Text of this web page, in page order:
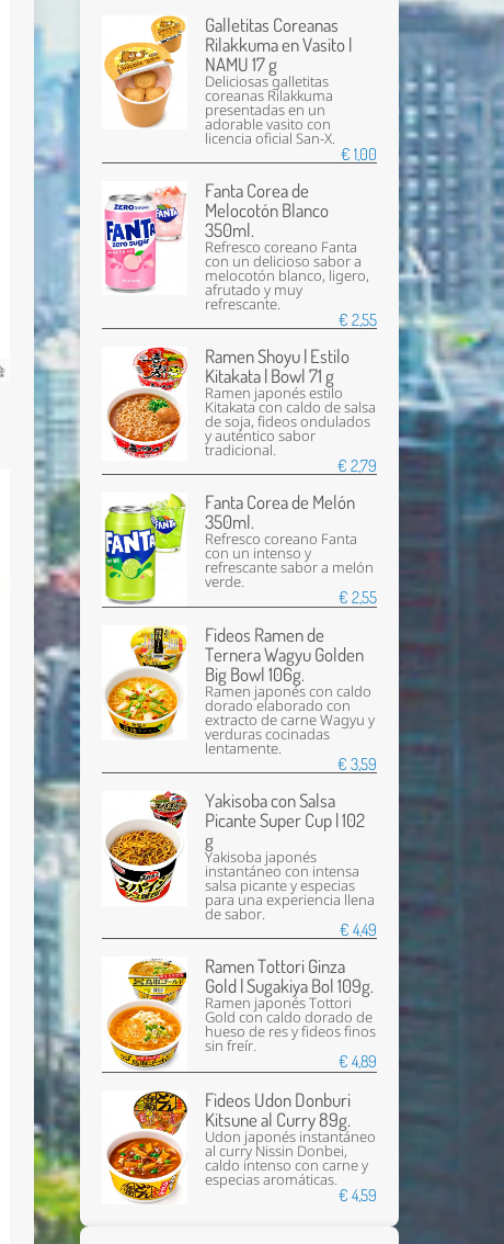
Galletitas Coreanas
Rilakkuma en Vasito |
NAMU 17 g
Deliciosas galletitas
coreanas Rilakkuma
presentadas en un
adorable vasito con
licencia oficial San-X.
€ 1,00
Fanta Corea de
Melocotón Blanco
350ml.
Refresco coreano Fanta
con un delicioso sabor a
melocotón blanco, ligero,
afrutado y muy
refrescante.
€ 2,55
Ramen Shoyu | Estilo
Kitakata | Bowl 71 g
Ramen japonés estilo
Kitakata con caldo de salsa
de soja, fideos ondulados
y auténtico sabor
tradicional.
€ 2,79
Fanta Corea de Melón
350ml.
Refresco coreano Fanta
con un intenso y
refrescante sabor a melón
verde.
€ 2,55
Fideos Ramen de
Ternera Wagyu Golden
Big Bowl 106g.
Ramen japonés con caldo
dorado elaborado con
extracto de carne Wagyu y
verduras cocinadas
lentamente.
€ 3,59
Yakisoba con Salsa
Picante Super Cup | 102
g
Yakisoba japonés
instantáneo con intensa
salsa picante y especias
para una experiencia llena
de sabor.
€ 4,49
Ramen Tottori Ginza
Gold | Sugakiya Bol 109g.
Ramen japonés Tottori
Gold con caldo dorado de
hueso de res y fideos finos
sin freír.
€ 4,89
Fideos Udon Donburi
Kitsune al Curry 89g.
Udon japonés instantáneo
al curry Nissin Donbei,
caldo intenso con carne y
especias aromáticas.
€ 4,59
Enviar